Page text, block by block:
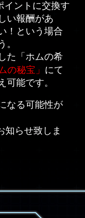
イントに交換す
い報酬があ
！という場合
。
た「ホムの希
の秘宝」 にて
可能です。
なる可能性が
知らせ致しま